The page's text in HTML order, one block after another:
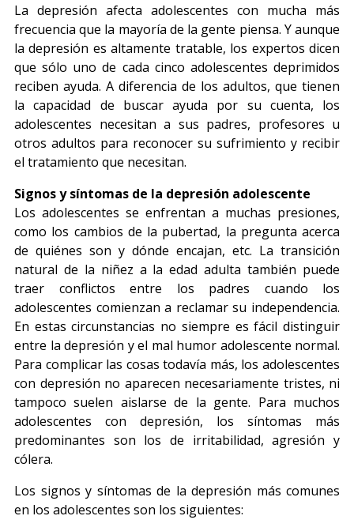
La depresión afecta adolescentes con mucha más
frecuencia que la mayoría de la gente piensa. Y aunque
la depresión es altamente tratable, los expertos dicen
que sólo uno de cada cinco adolescentes deprimidos
reciben ayuda. A diferencia de los adultos, que tienen
la capacidad de buscar ayuda por su cuenta, los
adolescentes necesitan a sus padres, profesores u
otros adultos para reconocer su sufrimiento y recibir
el tratamiento que necesitan.
Signos y síntomas de la depresión adolescente
Los adolescentes se enfrentan a muchas presiones,
como los cambios de la pubertad, la pregunta acerca
de quiénes son y dónde encajan, etc. La transición
natural de la niñez a la edad adulta también puede
traer conflictos entre los padres cuando los
adolescentes comienzan a reclamar su independencia.
En estas circunstancias no siempre es fácil distinguir
entre la depresión y el mal humor adolescente normal.
Para complicar las cosas todavía más, los adolescentes
con depresión no aparecen necesariamente tristes, ni
tampoco suelen aislarse de la gente. Para muchos
adolescentes con depresión, los síntomas más
predominantes son los de irritabilidad, agresión y
cólera.
Los signos y síntomas de la depresión más comunes
en los adolescentes son los siguientes: